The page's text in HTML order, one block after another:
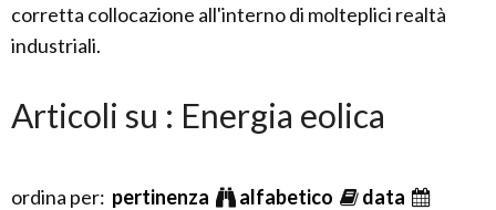
corretta collocazione all'interno di molteplici realtà
industriali.
Articoli su : Energia eolica
ordina per: pertinenza alfabetico data